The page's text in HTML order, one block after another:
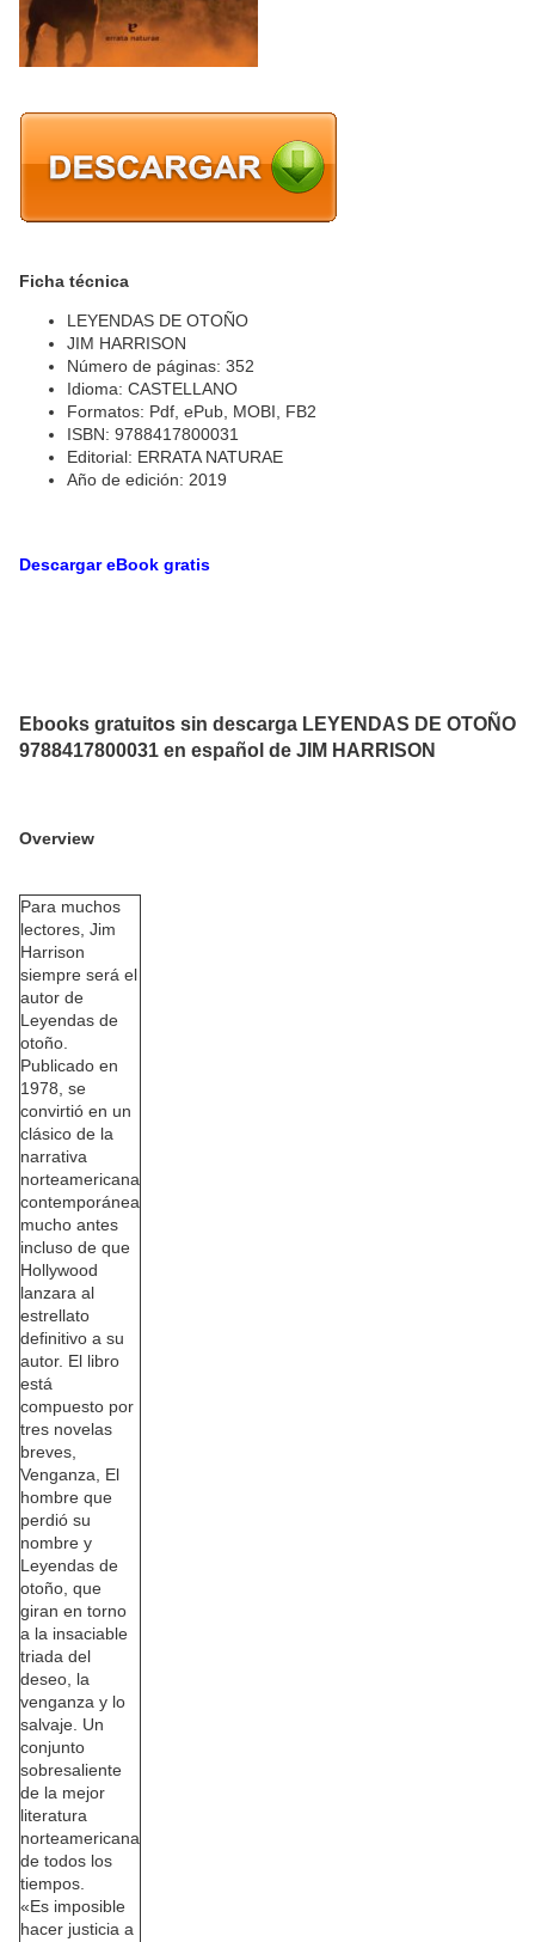
Ficha técnica
LEYENDAS DE OTOÑO
JIM HARRISON
Número de páginas: 352
Idioma: CASTELLANO
Formatos: Pdf, ePub, MOBI, FB2
ISBN: 9788417800031
Editorial: ERRATA NATURAE
Año de edición: 2019
Descargar eBook gratis
Ebooks gratuitos sin descarga LEYENDAS DE OTOÑO
9788417800031 en español de JIM HARRISON
Overview
Para muchos
lectores, Jim
Harrison
siempre será el
autor de
Leyendas de
otoño.
Publicado en
1978, se
convirtió en un
clásico de la
narrativa
norteamericana
contemporánea
mucho antes
incluso de que
Hollywood
lanzara al
estrellato
definitivo a su
autor. El libro
está
compuesto por
tres novelas
breves,
Venganza, El
hombre que
perdió su
nombre y
Leyendas de
otoño, que
giran en torno
a la insaciable
triada del
deseo, la
venganza y lo
salvaje. Un
conjunto
sobresaliente
de la mejor
literatura
norteamericana
de todos los
tiempos.
«Es imposible
hacer justicia a